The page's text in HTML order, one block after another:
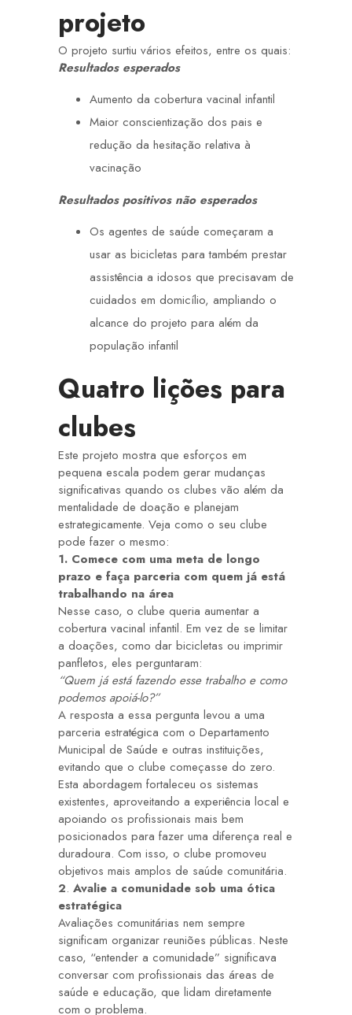
projeto
O projeto surtiu vários efeitos, entre os quais:
Resultados esperados
Aumento da cobertura vacinal infantil
Maior conscientização dos pais e
redução da hesitação relativa à
vacinação
Resultados positivos não esperados
Os agentes de saúde começaram a
usar as bicicletas para também prestar
assistência a idosos que precisavam de
cuidados em domicílio, ampliando o
alcance do projeto para além da
população infantil
Quatro lições para
clubes
Este projeto mostra que esforços em
pequena escala podem gerar mudanças
significativas quando os clubes vão além da
mentalidade de doação e planejam
estrategicamente. Veja como o seu clube
pode fazer o mesmo:
1. Comece com uma meta de longo
prazo e faça parceria com quem já está
trabalhando na área
Nesse caso, o clube queria aumentar a
cobertura vacinal infantil. Em vez de se limitar
a doações, como dar bicicletas ou imprimir
panfletos, eles perguntaram:
“Quem já está fazendo esse trabalho e como
podemos apoiá-lo?”
A resposta a essa pergunta levou a uma
parceria estratégica com o Departamento
Municipal de Saúde e outras instituições,
evitando que o clube começasse do zero.
Esta abordagem fortaleceu os sistemas
existentes, aproveitando a experiência local e
apoiando os profissionais mais bem
posicionados para fazer uma diferença real e
duradoura. Com isso, o clube promoveu
objetivos mais amplos de saúde comunitária.
2. Avalie a comunidade sob uma ótica
estratégica
Avaliações comunitárias nem sempre
significam organizar reuniões públicas. Neste
caso, “entender a comunidade” significava
conversar com profissionais das áreas de
saúde e educação, que lidam diretamente
com o problema.